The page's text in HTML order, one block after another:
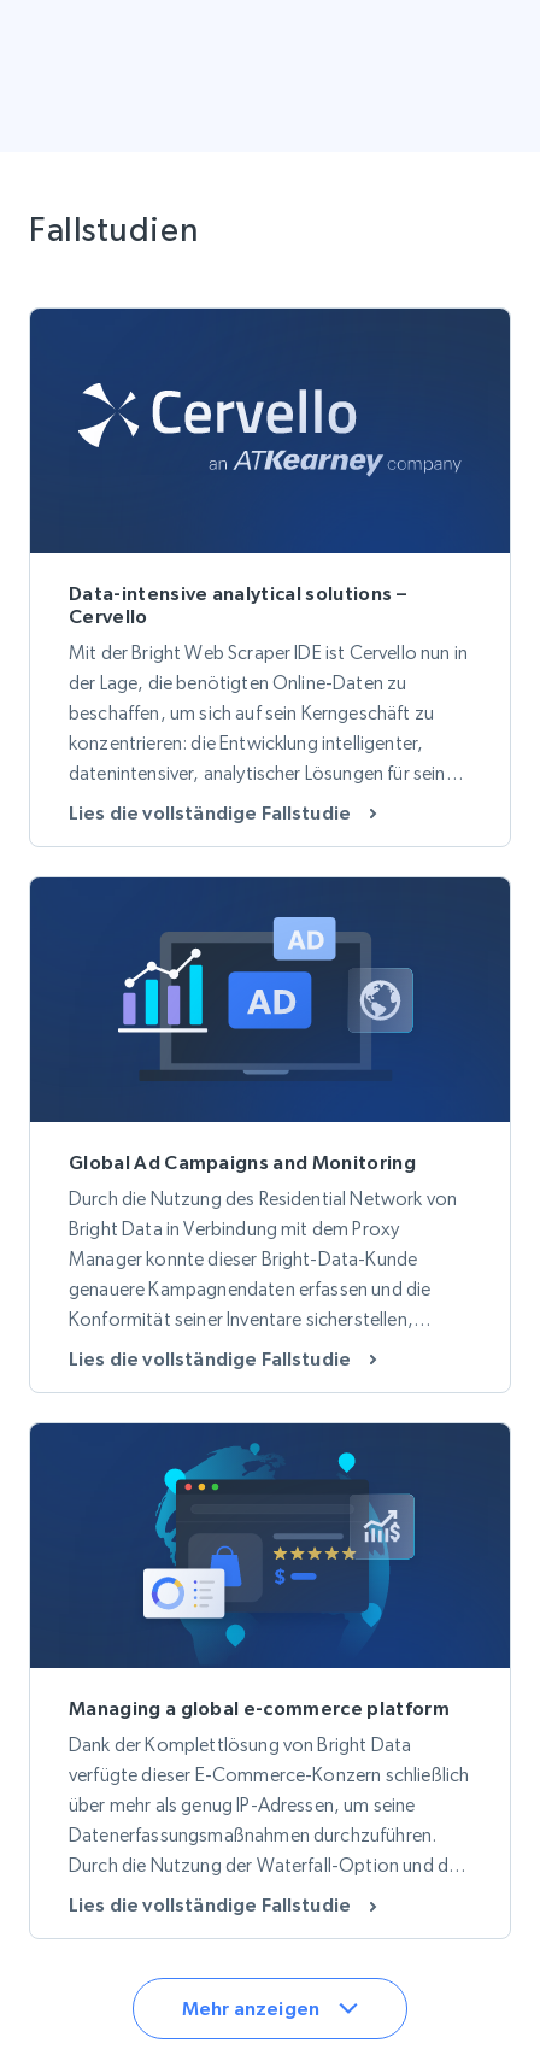
Fallstudien
Data-intensive analytical solutions –
Cervello
Mit der Bright Web Scraper IDE ist Cervello nun in
der Lage, die benötigten Online-Daten zu
beschaffen, um sich auf sein Kerngeschäft zu
konzentrieren: die Entwicklung intelligenter,
datenintensiver, analytischer Lösungen für seine
Kunden in den Bereichen Finanzen, Vertrieb,
Lies die vollständige Fallstudie
Global Ad Campaigns and Monitoring
Durch die Nutzung des Residential Network von
Bright Data in Verbindung mit dem Proxy
Manager konnte dieser Bright-Data-Kunde
genauere Kampagnendaten erfassen und die
Konformität seiner Inventare sicherstellen,
während er gleichzeitig seine Proxy-Kosten um
Lies die vollständige Fallstudie
Managing a global e-commerce platform
Dank der Komplettlösung von Bright Data
verfügte dieser E-Commerce-Konzern schließlich
über mehr als genug IP-Adressen, um seine
Datenerfassungsmaßnahmen durchzuführen.
Durch die Nutzung der Waterfall-Option und der
Voreinstellung „Online-Shopping“ im Proxy
Lies die vollständige Fallstudie
Mehr anzeigen